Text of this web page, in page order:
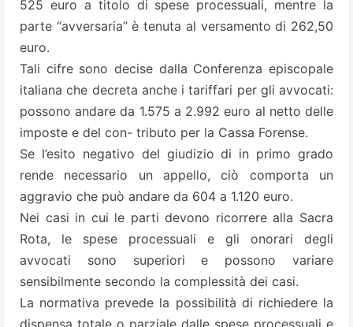
525 euro a titolo di spese processuali, mentre la
parte “avversaria” è tenuta al versamento di 262,50
euro.
Tali cifre sono decise dalla Conferenza episcopale
italiana che decreta anche i tariffari per gli avvocati:
possono andare da 1.575 a 2.992 euro al netto delle
imposte e del con- tributo per la Cassa Forense.
Se l’esito negativo del giudizio di in primo grado
rende necessario un appello, ciò comporta un
aggravio che può andare da 604 a 1.120 euro.
Nei casi in cui le parti devono ricorrere alla Sacra
Rota, le spese processuali e gli onorari degli
avvocati sono superiori e possono variare
sensibilmente secondo la complessità dei casi.
La normativa prevede la possibilità di richiedere la
dispensa totale o parziale dalle spese processuali e